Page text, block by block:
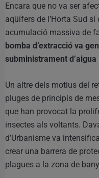
Encara que no va ser
aqüífers de l’Horta Sud
acumulació massiva de
bomba d’extracció va
subministrament
Un altre dels motius del
pluges de principis de
que han provocat la
insectes als voltants.
d’Urbanisme va
crear una barrera de
plagues a la zona de